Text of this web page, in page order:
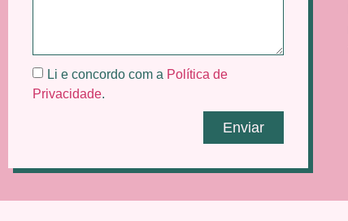
Li e concordo com a Política de
Privacidade.
Enviar